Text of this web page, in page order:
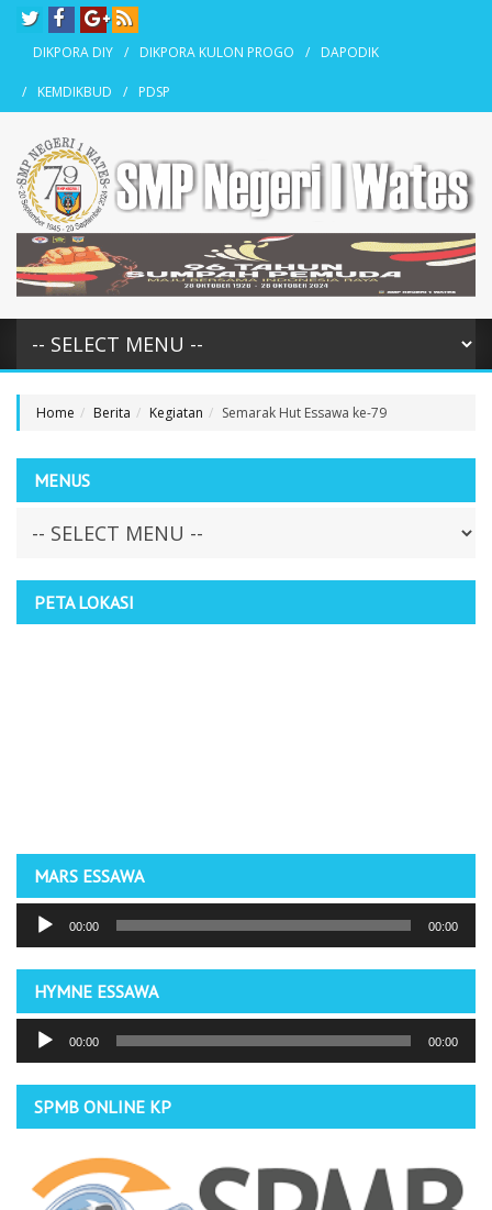
DIKPORA DIY DIKPORA KULON PROGO DAPODIK
KEMDIKBUD PDSP
Home Berita Kegiatan Semarak Hut Essawa ke-79
MENUS
PETA LOKASI
MARS ESSAWA
Pemutar
Audio
00:00 00:00
HYMNE ESSAWA
Pemutar
Audio
00:00 00:00
SPMB ONLINE KP